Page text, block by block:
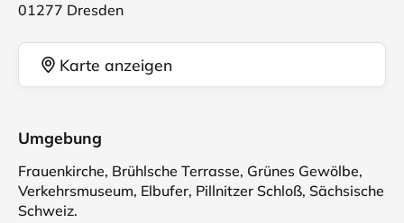
01277 Dresden
Karte anzeigen
Umgebung
Frauenkirche, Brühlsche Terrasse, Grünes Gewölbe,
Verkehrsmuseum, Elbufer, Pillnitzer Schloß, Sächsische
Schweiz.